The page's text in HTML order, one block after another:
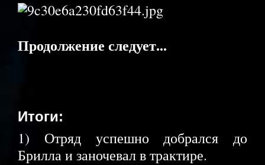
Продолжение следует...
Итоги:
1) Отряд успешно добрался до
Брилла и заночевал в трактире.